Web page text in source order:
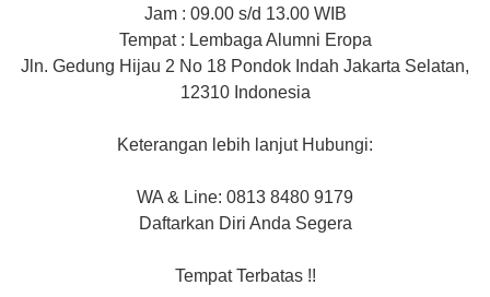
Jam : 09.00 s/d 13.00 WIB
Tempat : Lembaga Alumni Eropa
Jln. Gedung Hijau 2 No 18 Pondok Indah Jakarta Selatan,
12310 Indonesia
Keterangan lebih lanjut Hubungi:
WA & Line: 0813 8480 9179
Daftarkan Diri Anda Segera
Tempat Terbatas !!